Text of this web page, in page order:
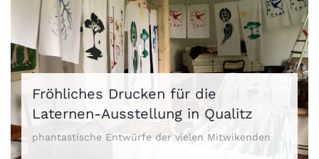
Fröhliches Drucken für die
Laternen-Ausstellung in Qualitz
phantastische Entwürfe der vielen Mitwikenden